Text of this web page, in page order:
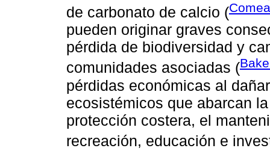
de carbonato de calcio (
pueden originar graves
pérdida de biodiversidad y
comunidades asociadas (
pérdidas económicas al
ecosistémicos que abarcan
protección costera, el
recreación, educación e